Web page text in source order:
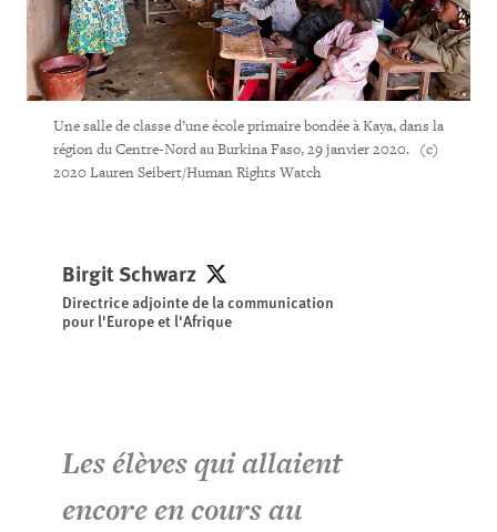
Une salle de classe d’une école primaire bondée à Kaya, dans la
région du Centre-Nord au Burkina Faso, 29 janvier 2020. (c)
2020 Lauren Seibert/Human Rights Watch
Birgit Schwarz Birgit Schwarz
Directrice adjointe de la communication
pour l'Europe et l'Afrique
Les élèves qui allaient
encore en cours au